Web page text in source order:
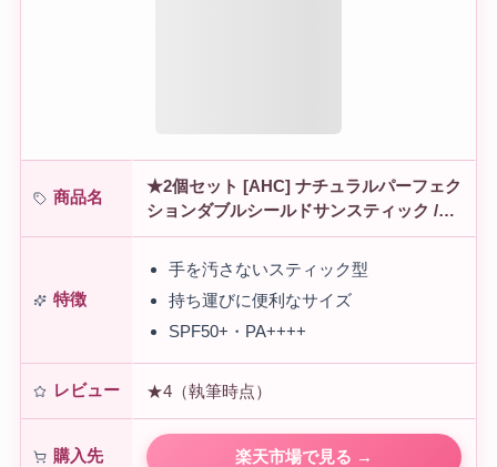
商品名
★2個セット [AHC] ナチュラルパーフェク
ションダブルシールドサンスティック /
Natural Perfection Double Shield Sun…
特徴
手を汚さないスティック型
持ち運びに便利なサイズ
SPF50+・PA++++
レビュー ★4（執筆時点）
購入先 楽天市場で見る →